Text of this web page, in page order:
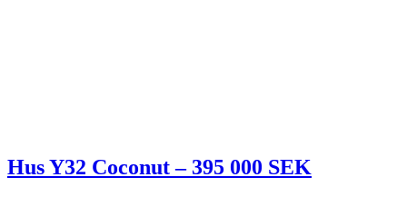
Hus Y32 Coconut – 395 000 SEK